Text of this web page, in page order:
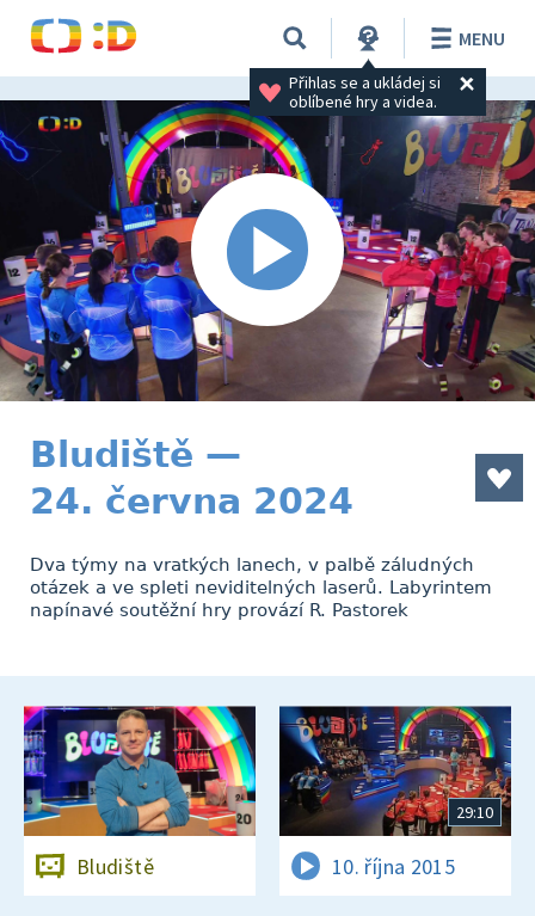
Přihlas se a ukládej si
oblíbené hry a videa.
MENU
Bludiště —
24. června 2024
Dva týmy na vratkých lanech, v palbě záludných
otázek a ve spleti neviditelných laserů. Labyrintem
napínavé soutěžní hry provází R. Pastorek
Bludiště
29:10
10. října 2015